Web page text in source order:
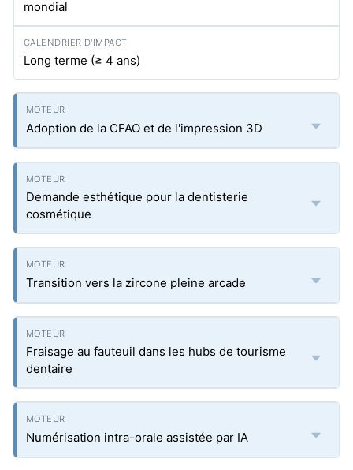
mondial
Long terme (≥ 4 ans)
Adoption de la CFAO et de l'impression 3D
Demande esthétique pour la dentisterie
cosmétique
Transition vers la zircone pleine arcade
Fraisage au fauteuil dans les hubs de tourisme
dentaire
Numérisation intra-orale assistée par IA